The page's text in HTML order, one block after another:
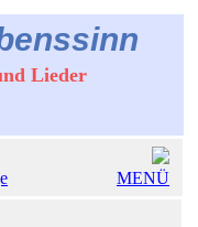
Lieder
MENÜ